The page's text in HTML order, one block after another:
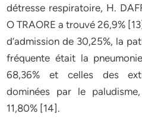
détresse respiratoire, H.
O TRAORE a trouvé 26,9%
d’admission de 30,25%, la
fréquente était la
68,36% et celles des
dominées par le
11,80% [14].